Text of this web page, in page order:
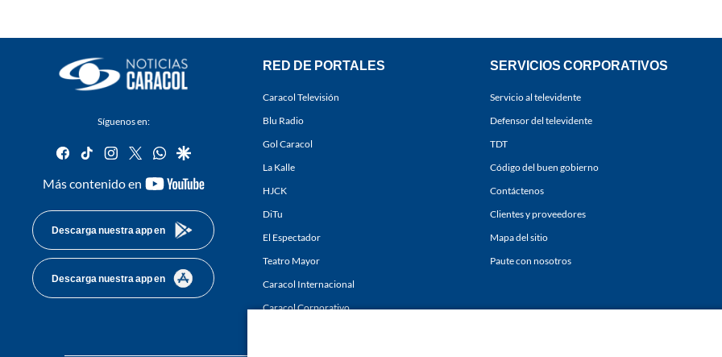
Síguenos en:
facebook
tiktok instagram
twitterwhatsapp
google
Más contenido en
youtube-
Descarga nuestra app en
Descarga nuestra app en
RED DE PORTALES
Caracol Televisión
Blu Radio
Gol Caracol
La Kalle
HJCK
DiTu
El Espectador
Teatro Mayor
Caracol Internacional
Caracol Corporativo
SERVICIOS CORPORATIVOS
Servicio al televidente
Defensor del televidente
TDT
Código del buen gobierno
Contáctenos
Clientes y proveedores
Mapa del sitio
Paute con nosotros